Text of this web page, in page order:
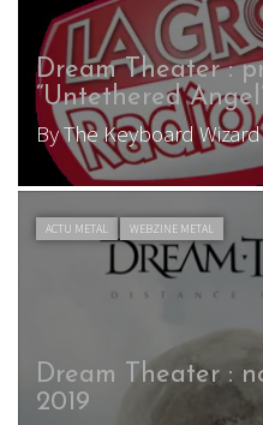
Dream Theater :
“Untethered
By The Keyboard Wizard
ACTU METAL WEBZINE METAL
Dream Theater :
2019